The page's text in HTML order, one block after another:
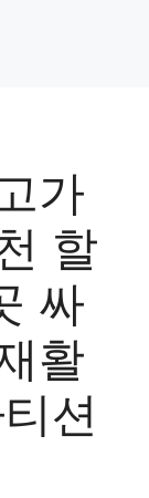
가
할
싸
활
션